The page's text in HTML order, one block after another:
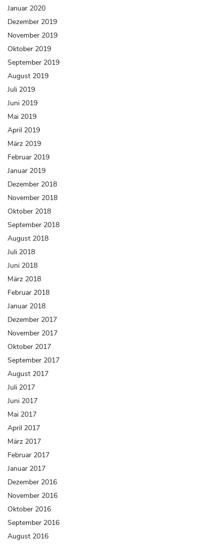
Januar 2020
Dezember 2019
November 2019
Oktober 2019
September 2019
August 2019
Juli 2019
Juni 2019
Mai 2019
April 2019
März 2019
Februar 2019
Januar 2019
Dezember 2018
November 2018
Oktober 2018
September 2018
August 2018
Juli 2018
Juni 2018
März 2018
Februar 2018
Januar 2018
Dezember 2017
November 2017
Oktober 2017
September 2017
August 2017
Juli 2017
Juni 2017
Mai 2017
April 2017
März 2017
Februar 2017
Januar 2017
Dezember 2016
November 2016
Oktober 2016
September 2016
August 2016